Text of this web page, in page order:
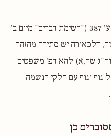
ועי' בס' 'תורת מנחם – מנחם ציון' ע' 387 ("רשימת דברים" מיום ב'
דלכאורה יש סתירה מהזהר
וח"ג שח,א) להא דפ' משפטים
גוף וגוף עם חלקי הנשמה
כן